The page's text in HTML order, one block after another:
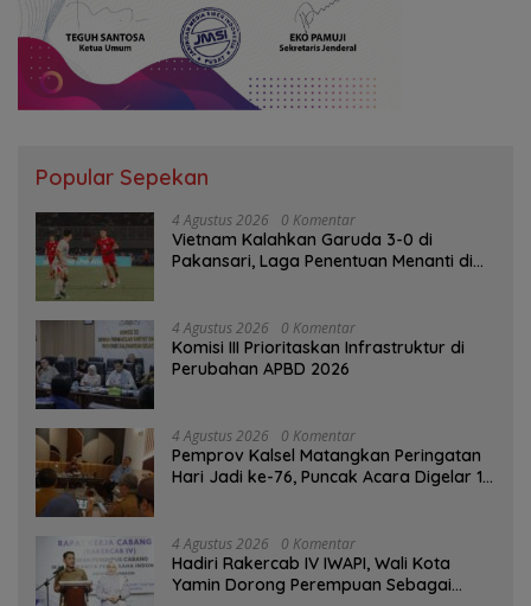
Popular Sepekan
4 Agustus 2026 0 Komentar
Vietnam Kalahkan Garuda 3-0 di
Pakansari, Laga Penentuan Menanti di
4 Agustus 2026 0 Komentar
‎Komisi III Prioritaskan Infrastruktur di
Perubahan APBD 2026
4 Agustus 2026 0 Komentar
Pemprov Kalsel Matangkan Peringatan
Hari Jadi ke-76, Puncak Acara Digelar 13
4 Agustus 2026 0 Komentar
Hadiri Rakercab IV IWAPI, Wali Kota
Yamin Dorong Perempuan Sebagai